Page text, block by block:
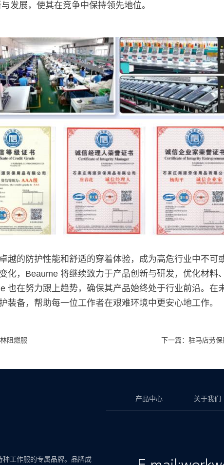
发展，使其在竞争中保持领先地位。
的防护性能和舒适的穿着体验，成为高危行业中不可
化，Beaume 将继续致力于产品创新与研发，优化材料
也在努力跟上趋势，确保其产品始终处于行业前沿。在
装备，帮助每一位工作者在艰难环境中更安心地工作。
阻燃服 下一篇：驻马店劳
工作服的专属品牌。品牌成
产品中心 关于我们